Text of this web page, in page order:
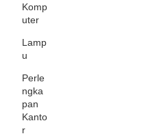
Komp
uter
Lamp
u
Perle
ngka
pan
Kanto
r